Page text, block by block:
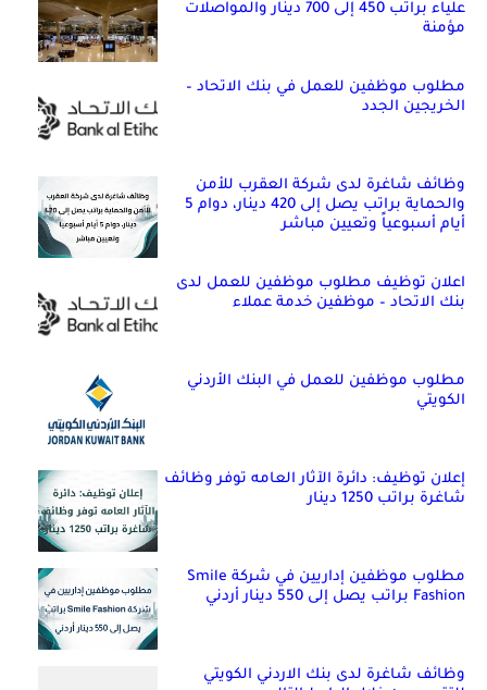
علياء براتب 450 إلى 700 دينار والمواصلات
مؤمنة
مطلوب موظفين للعمل في بنك الاتحاد –
الخريجين الجدد
وظائف شاغرة لدى شركة العقرب للأمن
والحماية براتب يصل إلى 420 دينار، دوام 5
أيام أسبوعياً وتعيين مباشر
اعلان توظيف مطلوب موظفين للعمل لدى
بنك الاتحاد – موظفين خدمة عملاء
مطلوب موظفين للعمل في البنك الأردني
الكويتي
إعلان توظيف: دائرة الآثار العامه توفر وظائف
شاغرة براتب 1250 دينار
مطلوب موظفين إداريين في شركة Smile
Fashion براتب يصل إلى 550 دينار أردني
وظائف شاغرة لدى بنك الاردني الكويتي